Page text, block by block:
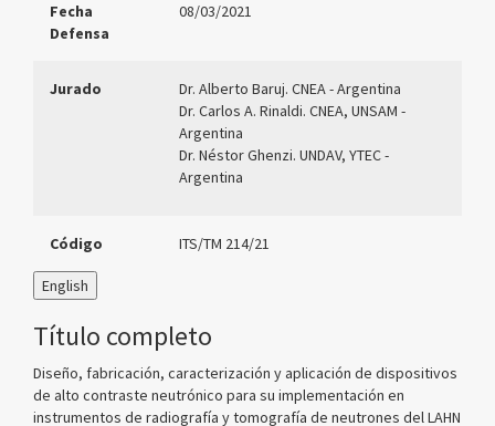
Fecha
Defensa
08/03/2021
Jurado
Dr. Alberto Baruj. CNEA - Argentina
Dr. Carlos A. Rinaldi. CNEA, UNSAM -
Argentina
Dr. Néstor Ghenzi. UNDAV, YTEC -
Argentina
Código ITS/TM 214/21
English
Título completo
Diseño, fabricación, caracterización y aplicación de dispositivos
de alto contraste neutrónico para su implementación en
instrumentos de radiografía y tomografía de neutrones del LAHN